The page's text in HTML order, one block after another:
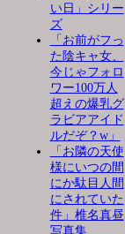
い日」シリー
ズ
「お前がフっ
た陰キャ女、
今じゃフォロ
ワー100万人
超えの爆乳グ
ラビアアイド
ルだぞ？w」
「お隣の天使
様にいつの間
にか駄目人間
にされていた
件」椎名真昼
写真集